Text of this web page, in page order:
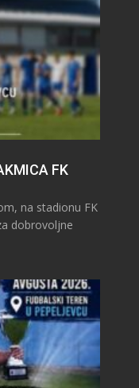
FK
na stadionu FK
dobrovoljne